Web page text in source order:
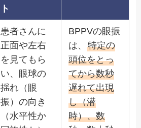
ト
患者さんに
正面や左右
を見てもら
い、眼球の
揺れ（眼
振）の向き
（水平性か
BPPVの眼振
は、 特定の
頭位をとっ
てから数秒
遅れて出現
し（潜
時）、数